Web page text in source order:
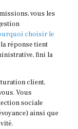
vous les
choisir le
réponse tient
fini la
client,
Vous
sociale
ainsi que